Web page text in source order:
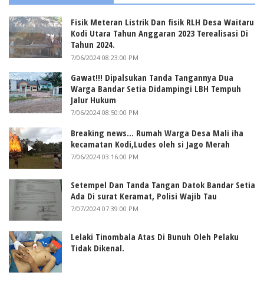
Fisik Meteran Listrik Dan fisik RLH Desa Waitaru
Kodi Utara Tahun Anggaran 2023 Terealisasi Di
Tahun 2024.
7/06/2024 08:23:00 PM
Gawat!!! Dipalsukan Tanda Tangannya Dua
Warga Bandar Setia Didampingi LBH Tempuh
Jalur Hukum
7/06/2024 08:50:00 PM
Breaking news... Rumah Warga Desa Mali iha
kecamatan Kodi,Ludes oleh si Jago Merah
7/06/2024 03:16:00 PM
Setempel Dan Tanda Tangan Datok Bandar Setia
Ada Di surat Keramat, Polisi Wajib Tau
7/07/2024 07:39:00 PM
Lelaki Tinombala Atas Di Bunuh Oleh Pelaku
Tidak Dikenal.